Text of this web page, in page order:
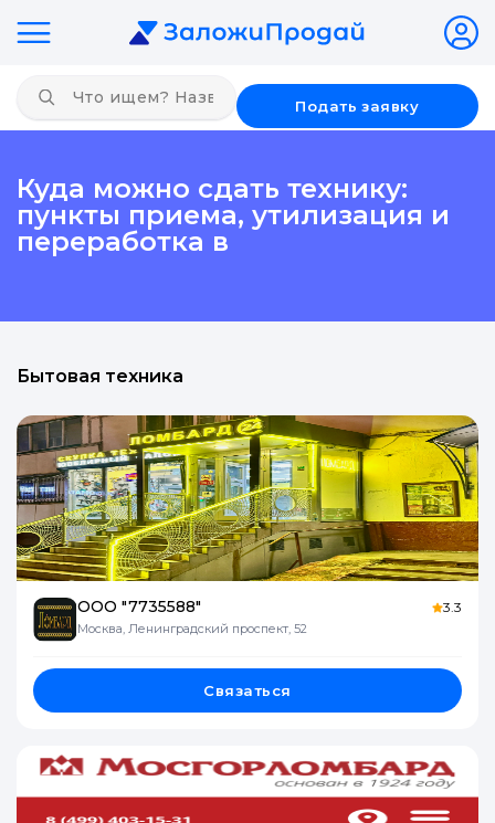
Подать заявку
Куда можно сдать технику:
пункты приема, утилизация и
переработка в
Бытовая техника
ООО "7735588"
Москва, Ленинградский проспект, 52
3.3
Связаться